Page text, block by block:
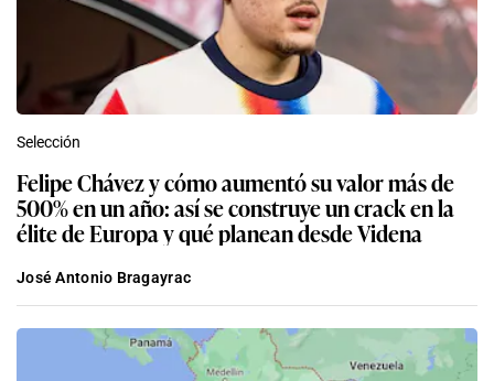
Selección
Felipe Chávez y cómo aumentó su valor más de
500% en un año: así se construye un crack en la
élite de Europa y qué planean desde Videna
José Antonio Bragayrac